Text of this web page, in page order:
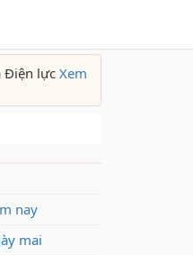
Điện lực Xem
nay
mai